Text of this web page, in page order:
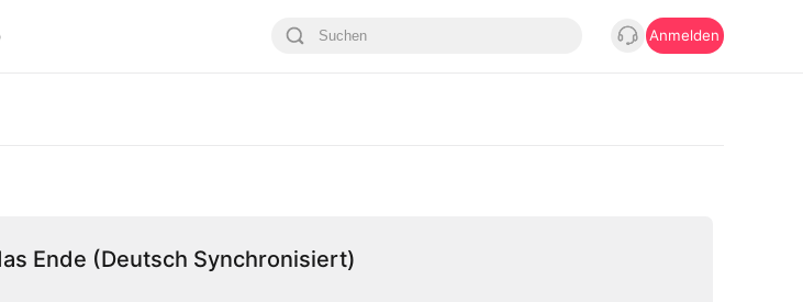
Anmelden
Ende (Deutsch Synchronisiert)